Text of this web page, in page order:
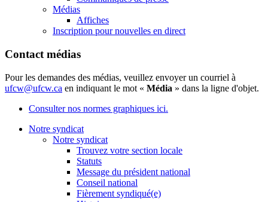
Médias
Affiches
Inscription pour nouvelles en direct
Contact médias
Pour les demandes des médias, veuillez envoyer un courriel à
ufcw@ufcw.ca en indiquant le mot « Média » dans la ligne d'objet.
Consulter nos normes graphiques ici.
Notre syndicat
Notre syndicat
Trouvez votre section locale
Statuts
Message du président national
Conseil national
Fièrement syndiqué(e)